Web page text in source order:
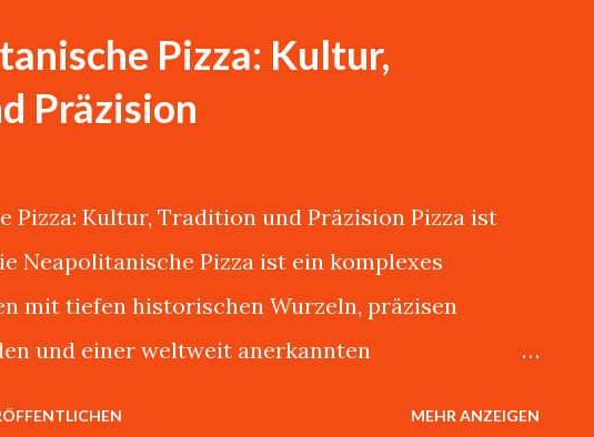
Pizza: Kultur,
Präzision
Pizza: Kultur, Tradition und Präzision Pizza ist
Neapolitanische Pizza ist ein komplexes
mit tiefen historischen Wurzeln, präzisen
und einer weltweit anerkannten
MEHR ANZEIGEN